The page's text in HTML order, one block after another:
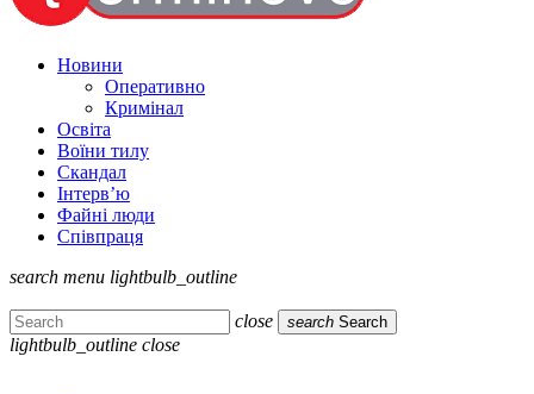
Новини
Оперативно
Кримінал
Освіта
Воїни тилу
Скандал
Інтерв’ю
Файні люди
Співпраця
search menu lightbulb_outline
close search Search
lightbulb_outline close